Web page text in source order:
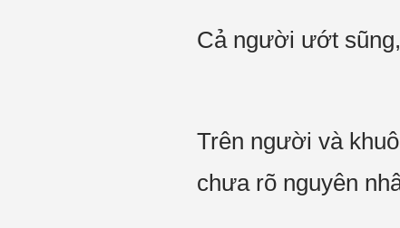
Cả người ướt
Trên người và
chưa rõ nguyên